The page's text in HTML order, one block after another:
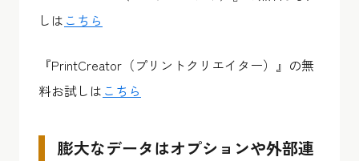
しは こちら
『PrintCreator（プリントクリエイター）』の無
料お試しは こちら
膨大なデータはオプションや外部連